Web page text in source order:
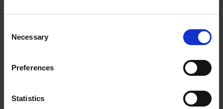
Selection
Necessary
Preferences
Statistics
Vancouver British Columbia - V6P 5A2
(604) 263-8777